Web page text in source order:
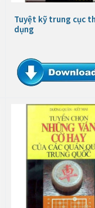
Tuyệt kỹ trung cục
dụng